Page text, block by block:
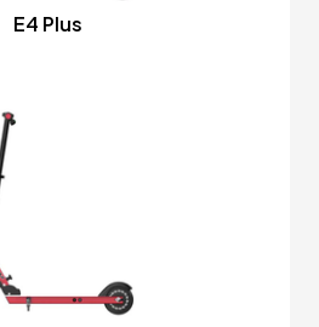
E4 Plus